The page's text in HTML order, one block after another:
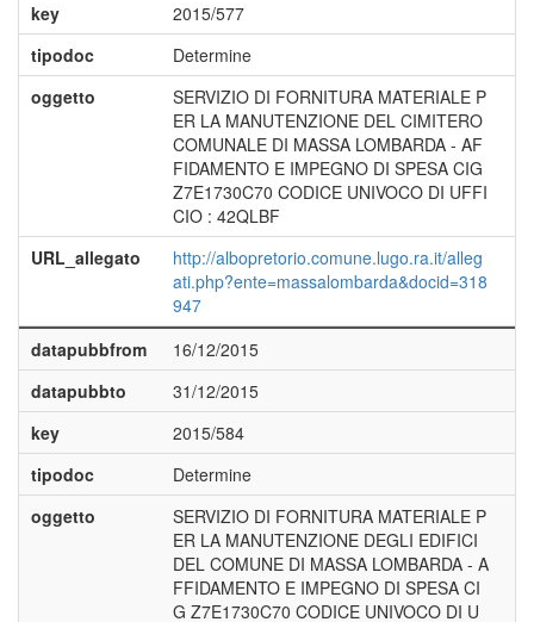
key
2015/577
tipodoc
Determine
oggetto
SERVIZIO DI FORNITURA MATERIALE P
ER LA MANUTENZIONE DEL CIMITERO
COMUNALE DI MASSA LOMBARDA - AF
FIDAMENTO E IMPEGNO DI SPESA CIG
Z7E1730C70 CODICE UNIVOCO DI UFFI
CIO : 42QLBF
URL_allegato
http://albopretorio.comune.lugo.ra.it/alleg
ati.php?ente=massalombarda&docid=318
947
datapubbfrom
16/12/2015
datapubbto
31/12/2015
key
2015/584
tipodoc
Determine
oggetto
SERVIZIO DI FORNITURA MATERIALE P
ER LA MANUTENZIONE DEGLI EDIFICI
DEL COMUNE DI MASSA LOMBARDA - A
FFIDAMENTO E IMPEGNO DI SPESA CI
G Z7E1730C70 CODICE UNIVOCO DI U